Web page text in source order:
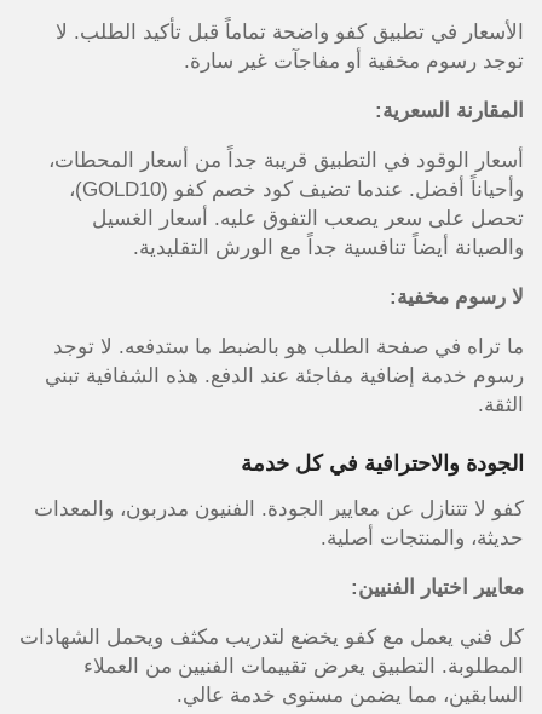
الأسعار في تطبيق كفو واضحة تماماً قبل تأكيد الطلب. لا
توجد رسوم مخفية أو مفاجآت غير سارة.
المقارنة السعرية:
أسعار الوقود في التطبيق قريبة جداً من أسعار المحطات،
وأحياناً أفضل. عندما تضيف كود خصم كفو (GOLD10)،
تحصل على سعر يصعب التفوق عليه. أسعار الغسيل
والصيانة أيضاً تنافسية جداً مع الورش التقليدية.
لا رسوم مخفية:
ما تراه في صفحة الطلب هو بالضبط ما ستدفعه. لا توجد
رسوم خدمة إضافية مفاجئة عند الدفع. هذه الشفافية تبني
الثقة.
الجودة والاحترافية في كل خدمة
كفو لا تتنازل عن معايير الجودة. الفنيون مدربون، والمعدات
حديثة، والمنتجات أصلية.
معايير اختيار الفنيين:
كل فني يعمل مع كفو يخضع لتدريب مكثف ويحمل الشهادات
المطلوبة. التطبيق يعرض تقييمات الفنيين من العملاء
السابقين، مما يضمن مستوى خدمة عالي.